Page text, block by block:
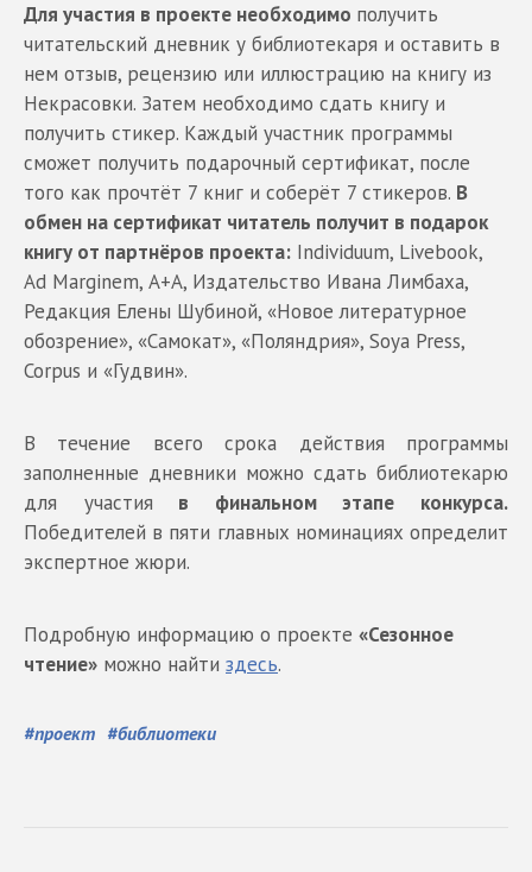
Для участия в проекте необходимо получить
читательский дневник у библиотекаря и оставить в
нем отзыв, рецензию или иллюстрацию на книгу из
Некрасовки. Затем необходимо сдать книгу и
получить стикер. Каждый участник программы
сможет получить подарочный сертификат, после
того как прочтёт 7 книг и соберёт 7 стикеров. В
обмен на сертификат читатель получит в подарок
книгу от партнёров проекта: Individuum, Livebook,
Ad Marginem, А+А, Издательство Ивана Лимбаха,
Редакция Елены Шубиной, «Новое литературное
обозрение», «Самокат», «Поляндрия», Soya Press,
Corpus и «Гудвин».
В течение всего срока действия программы
заполненные дневники можно сдать библиотекарю
для участия в финальном этапе конкурса.
Победителей в пяти главных номинациях определит
экспертное жюри.
Подробную информацию о проекте «Сезонное
чтение» можно найти здесь.
#проект #библиотеки